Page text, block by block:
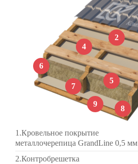
2
4
5
6
7
8
9
1.Кровельное покрытие
металлочерепица GrandLine 0,5 мм
2.Контробрешетка